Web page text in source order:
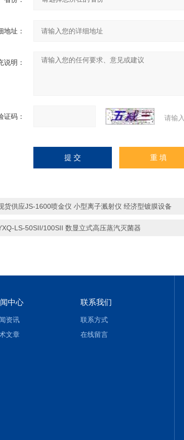
地址：
说明：
证码： 请输
货供应JS-1600喷金仪 小型离子溅射仪 经济型镀膜设备
LS-50SII/100SII 数显立式高压蒸汽灭菌器
中心
资讯
文章
联系我们
联系方式
在线留言